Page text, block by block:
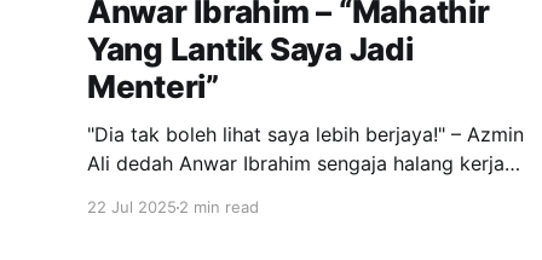
Anwar Ibrahim – “Mahathir
Yang Lantik Saya Jadi
Menteri”
"Dia tak boleh lihat saya lebih berjaya!" – Azmin
Ali dedah Anwar Ibrahim sengaja halang kerjaya
22 Jul 2025 2 min read